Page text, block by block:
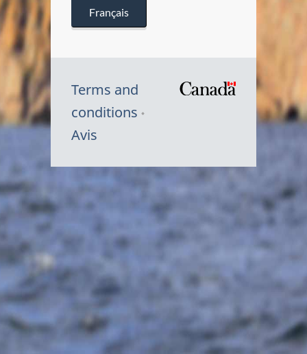
Français
Terms and
conditions
Avis
Symbole
Canada